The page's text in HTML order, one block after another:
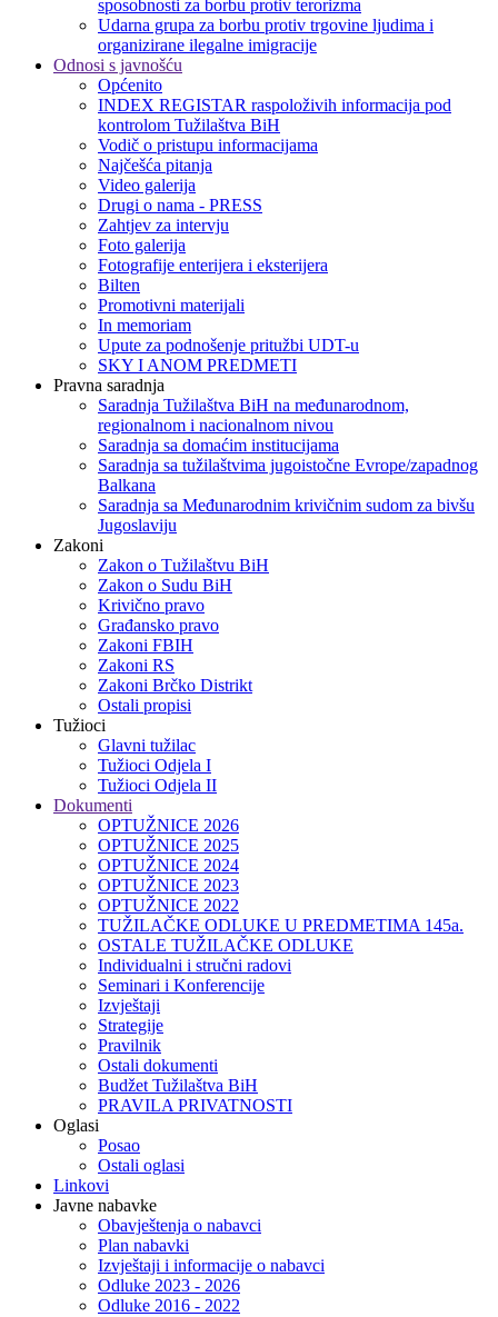
sposobnosti za borbu protiv terorizma
Udarna grupa za borbu protiv trgovine ljudima i
organizirane ilegalne imigracije
Odnosi s javnošću
Općenito
INDEX REGISTAR raspoloživih informacija pod
kontrolom Tužilaštva BiH
Vodič o pristupu informacijama
Najčešća pitanja
Video galerija
Drugi o nama - PRESS
Zahtjev za intervju
Foto galerija
Fotografije enterijera i eksterijera
Bilten
Promotivni materijali
In memoriam
Upute za podnošenje pritužbi UDT-u
SKY I ANOM PREDMETI
Pravna saradnja
Saradnja Tužilaštva BiH na međunarodnom,
regionalnom i nacionalnom nivou
Saradnja sa domaćim institucijama
Saradnja sa tužilaštvima jugoistočne Evrope/zapadnog
Balkana
Saradnja sa Međunarodnim krivičnim sudom za bivšu
Jugoslaviju
Zakoni
Zakon o Тužilaštvu BiH
Zakon o Sudu BiH
Krivično pravo
Građansko pravo
Zakoni FBIH
Zakoni RS
Zakoni Brčko Distrikt
Ostali propisi
Tužioci
Glavni tužilac
Tužioci Odjela I
Tužioci Odjela II
Dokumenti
OPTUŽNICE 2026
OPTUŽNICE 2025
OPTUŽNICE 2024
OPTUŽNICE 2023
OPTUŽNICE 2022
TUŽILAČKE ODLUKE U PREDMETIMA 145a.
OSTALE TUŽILAČKE ODLUKE
Individualni i stručni radovi
Seminari i Konferencije
Izvještaji
Strategije
Pravilnik
Ostali dokumenti
Budžet Tužilaštva BiH
PRAVILA PRIVATNOSTI
Oglasi
Posao
Ostali oglasi
Linkovi
Javne nabavke
Obavještenja o nabavci
Plan nabavki
Izvještaji i informacije o nabavci
Odluke 2023 - 2026
Odluke 2016 - 2022